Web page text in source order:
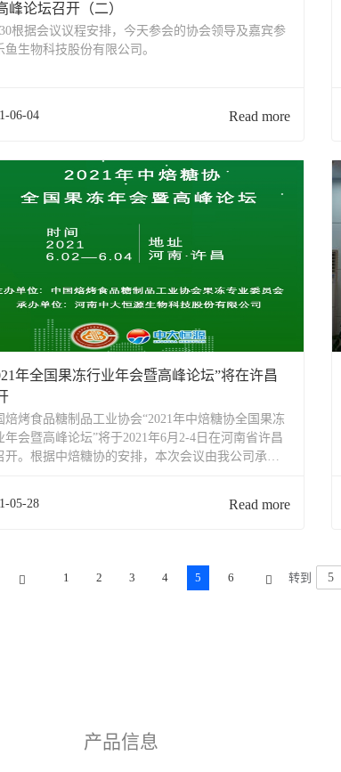
峰论坛召开（二）
根据会议议程安排，今天参会的协会领导及嘉宾参
鱼生物科技股份有限公司。
06-04 Read more
年全国果冻行业年会暨高峰论坛”将在许昌
焙烤食品糖制品工业协会“2021年中焙糖协全国果冻
年会暨高峰论坛”将于2021年6月2-4日在河南省许昌
开。根据中焙糖协的安排，本次会议由我公司承
05-28 Read more
1 2 3 4 5 6 转到
产品信息